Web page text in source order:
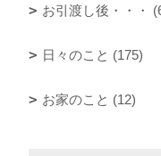
お引渡し後・・・
日々のこと (175)
お家のこと (12)